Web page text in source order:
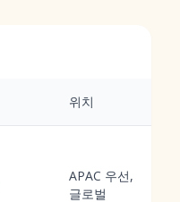
위치
APAC 우선,
글로벌